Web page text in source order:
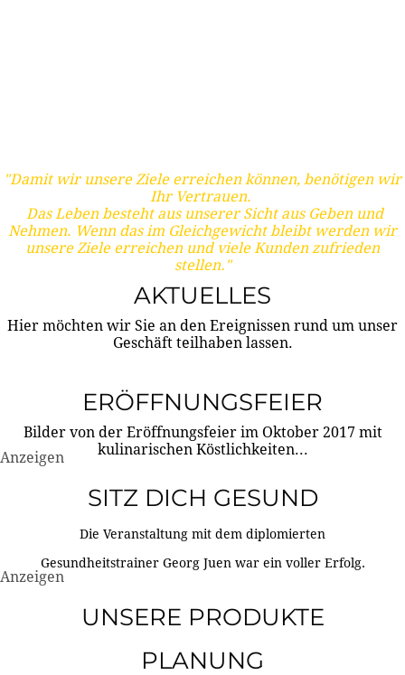
"Damit wir unsere Ziele erreichen können, benötigen wir
Ihr Vertrauen.
Das Leben besteht aus unserer Sicht aus Geben und
Nehmen. Wenn das im Gleichgewicht bleibt werden wir
unsere Ziele erreichen und viele Kunden zufrieden
stellen."
AKTUELLES
Hier möchten wir Sie an den Ereignissen rund um unser
Geschäft teilhaben lassen.
ERÖFFNUNGSFEIER
Bilder von der Eröffnungsfeier im Oktober 2017 mit
kulinarischen Köstlichkeiten...
Anzeigen
SITZ DICH GESUND
Die Veranstaltung mit dem diplomierten
Gesundheitstrainer Georg Juen war ein voller Erfolg.
Anzeigen
UNSERE PRODUKTE
PLANUNG